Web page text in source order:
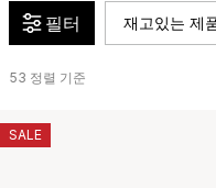
필터 재고있는 제
53 정렬 기준
SALE